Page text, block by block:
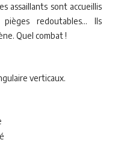
assaillants sont accueillis
redoutables... Ils
Quel combat !
verticaux.